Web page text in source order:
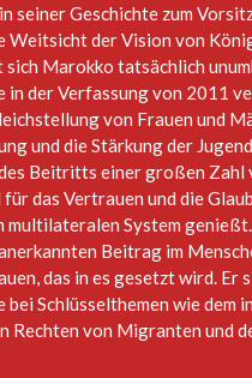
seiner Geschichte zum
der Vision von
Marokko tatsächlich
in der Verfassung von 2011
von Frauen und
und die Stärkung der
Beitritts einer großen
das Vertrauen und die
multilateralen System genießt.
Beitrag im
das in es gesetzt wird.
Schlüsselthemen wie
Rechten von Migranten und